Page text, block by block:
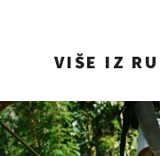
VIŠE IZ